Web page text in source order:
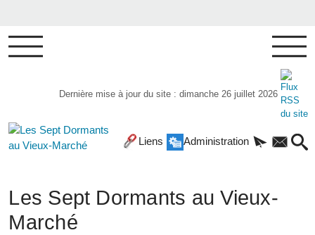
Dernière mise à jour du site : dimanche 26 juillet 2026
Liens Administration
Les Sept Dormants au Vieux-
Marché